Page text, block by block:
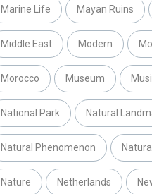
Marine Life Mayan Ruins
Middle East Modern
Morocco Museum
National Park Natural
Natural Phenomenon
Nature Netherlands